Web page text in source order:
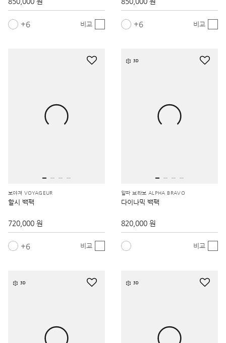
6 비교 6 비교
보야져 VOYAGEUR
할시 백팩
720,000 원
6 비교
3D
알파 브라보 ALPHA BRAVO
다이나믹 백팩
820,000 원
비교
3D 3D